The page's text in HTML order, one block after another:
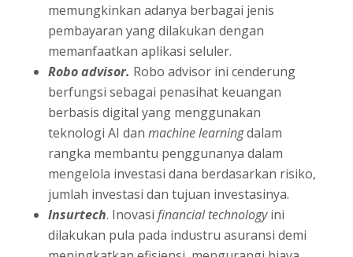
memungkinkan adanya berbagai jenis
pembayaran yang dilakukan dengan
memanfaatkan aplikasi seluler.
Robo advisor. Robo advisor ini cenderung
berfungsi sebagai penasihat keuangan
berbasis digital yang menggunakan
teknologi AI dan machine learningdalam
rangka membantu penggunanya dalam
mengelola investasi dana berdasarkan risiko,
jumlah investasi dan tujuan investasinya.
Insurtech. Inovasi financial technologyini
dilakukan pula pada industru asuransi demi